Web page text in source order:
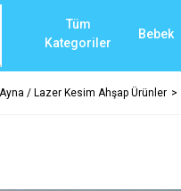
Tüm
Kategoriler
Bebek
/ Lazer Kesim Ahşap Ürünler